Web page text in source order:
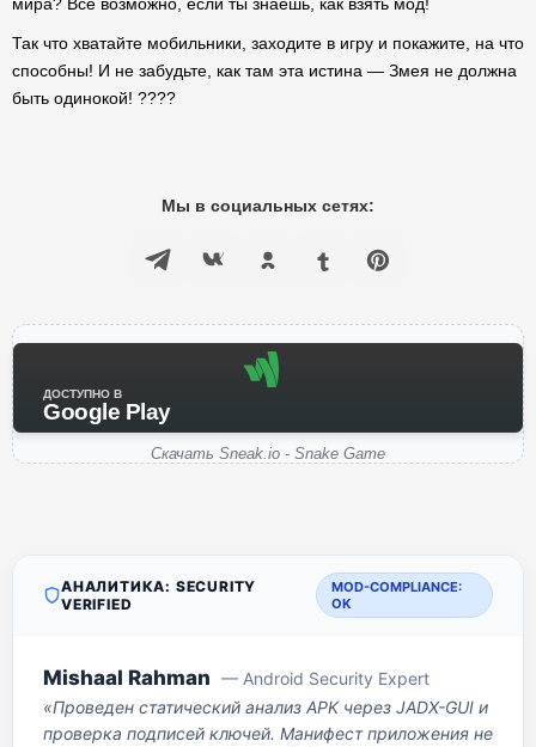
Так что хватайте мобильники, заходите в игру и покажите, на что
способны! И не забудьте, как там эта истина — Змея не должна
быть одинокой! ????
Мы в социальных сетях:
ДОСТУПНО В
Google Play
Скачать Sneak.io - Snake Game
АНАЛИТИКА: SECURITY
VERIFIED
MOD-COMPLIANCE:
OK
Mishaal Rahman — Android Security Expert
«Проведен статический анализ APK через JADX-GUI и
проверка подписей ключей. Манифест приложения не